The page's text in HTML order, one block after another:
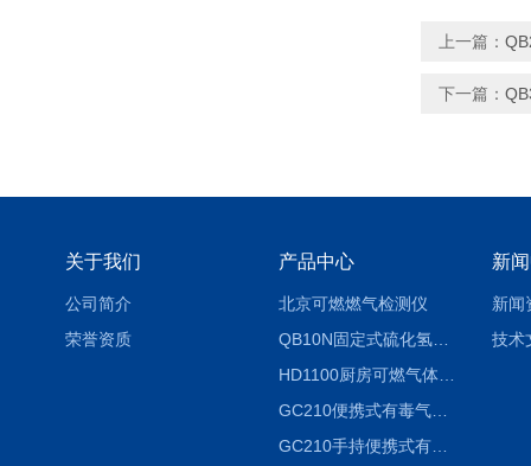
上一篇：
下一篇：
关于我们
公司简介
荣誉资质
产品中心
北京可燃燃气检测仪
QB10N固定式硫化氢气体检测仪H2S气体泄漏探头
HD1100厨房可燃气体泄漏浓度探测器天然气检测仪
GC210便携式有毒气体浓度探测器氨气检测仪养殖场
GC210手持便携式有毒CL2气体探测器氯气检测仪
新
新闻
技术